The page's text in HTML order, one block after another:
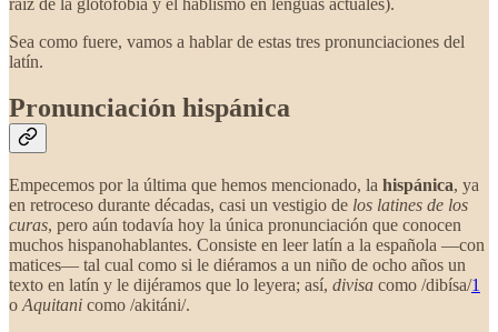
Sea como fuere, vamos a hablar de estas tres pronunciaciones del
latín.
Pronunciación hispánica
Empecemos por la última que hemos mencionado, la hispánica, ya
en retroceso durante décadas, casi un vestigio de los latines de los
curas, pero aún todavía hoy la única pronunciación que conocen
muchos hispanohablantes. Consiste en leer latín a la española —con
matices— tal cual como si le diéramos a un niño de ocho años un
texto en latín y le dijéramos que lo leyera; así, divisa como /dibísa/1
o Aquitani como /akitáni/.